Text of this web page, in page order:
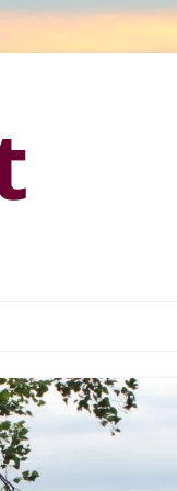
KYLÄMARKKINAT 2015
KYLÄMARKKINAT 2016